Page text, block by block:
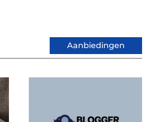
Aanbiedingen